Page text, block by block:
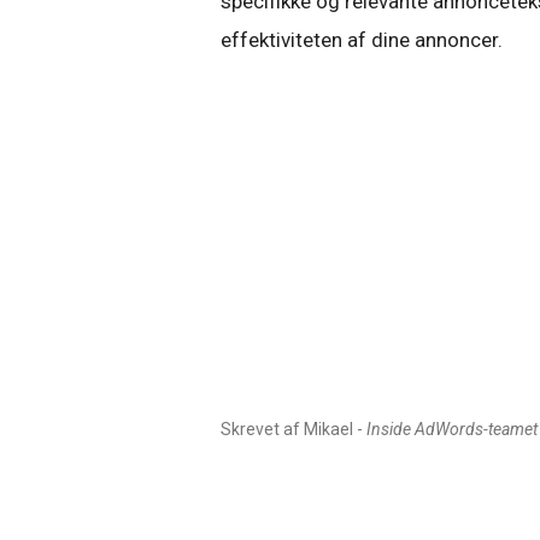
effektiviteten af dine annoncer.
Skrevet af Mikael - Inside AdWords-teamet